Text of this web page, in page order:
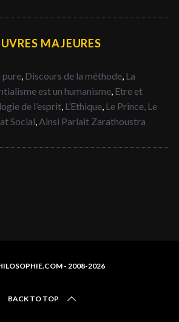
MAJEURES
pure, Discours de la méthode, La
est un humanisme, Etre et
de l’esprit, L’Ethique, Le Prince, Le
Social,Ainsi Parlait Zarathoustra
- 2008-2026
BACK TO TOP